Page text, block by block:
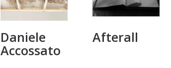
Daniele
Accossato
Afterall